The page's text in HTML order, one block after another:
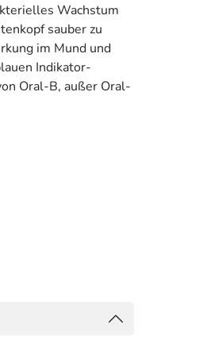
Wachstum
sauber zu
im Mund und
Indikator-
Oral-B, außer Oral-